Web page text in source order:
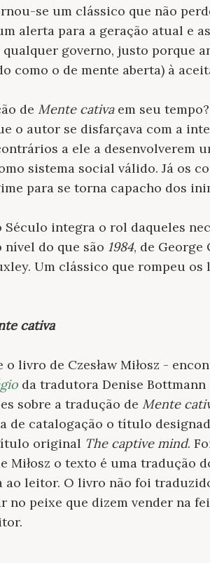
se um clássico que não
alerta para a geração atual e
governo, justo porque
como o de mente aberta) à
de Mente cativa em seu
o autor se disfarçava com a
a ele a desenvolverem
sistema social válido. Já os
para se torna capacho dos
integra o rol daqueles
do que são 1984, de George
Um clássico que rompeu
cativa
livro de Czesław Miłosz -
da tradutora Denise
sobre a tradução de Mente
de catalogação o título
original The captive mind.
Miłosz o texto é uma tradução
ao leitor. O livro não foi
peixe que dizem vender na